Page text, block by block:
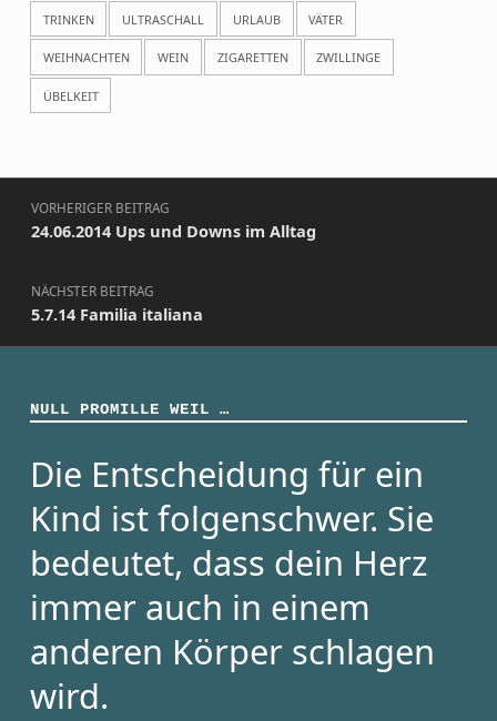
TRINKEN ULTRASCHALL URLAUB VÄTER
WEIHNACHTEN WEIN ZIGARETTEN ZWILLINGE
ÜBELKEIT
Beitragsnavigation
VORHERIGER BEITRAG
24.06.2014 Ups und Downs im Alltag
NÄCHSTER BEITRAG
5.7.14 Familia italiana
NULL PROMILLE WEIL …
Die Entscheidung für ein
Kind ist folgenschwer. Sie
bedeutet, dass dein Herz
immer auch in einem
anderen Körper schlagen
wird.